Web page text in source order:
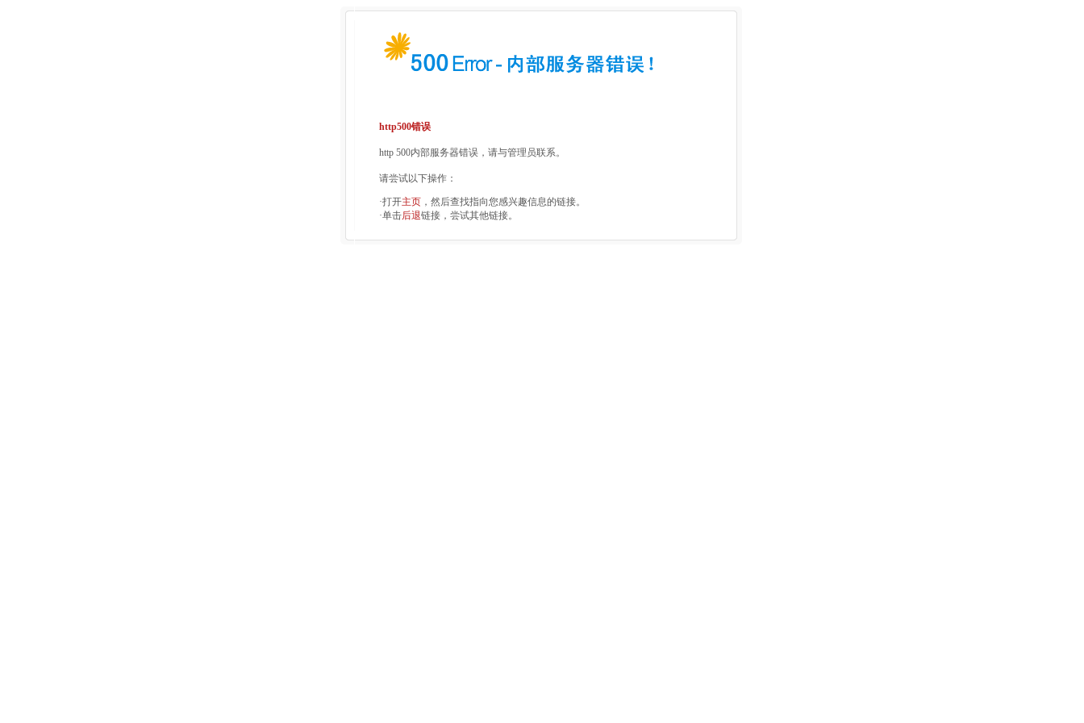
http500错误
http 500内部服务器错误，请与管理员联系。
请尝试以下操作：
·打开主页 ，然后查找指向您感兴趣信息的链接。
·单击后退链接，尝试其他链接。